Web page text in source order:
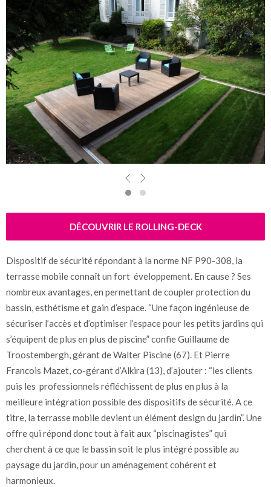
DÉCOUVRIR LE ROLLING-DECK
Dispositif de sécurité répondant à la norme NF P90-308, la
terrasse mobile connaît un fort éveloppement. En cause ? Ses
nombreux avantages, en permettant de coupler protection du
bassin, esthétisme et gain d’espace. “Une façon ingénieuse de
sécuriser l’accès et d’optimiser l’espace pour les petits jardins qui
s’équipent de plus en plus de piscine” confie Guillaume de
Troostembergh, gérant de Walter Piscine (67). Et Pierre
Francois Mazet, co-gérant d’Alkira (13), d’ajouter : “les clients
puis les professionnels réfléchissent de plus en plus à la
meilleure intégration possible des dispositifs de sécurité. A ce
titre, la terrasse mobile devient un élément design du jardin”. Une
offre qui répond donc tout à fait aux “piscinagistes” qui
cherchent à ce que le bassin soit le plus intégré possible au
paysage du jardin, pour un aménagement cohérent et
harmonieux.